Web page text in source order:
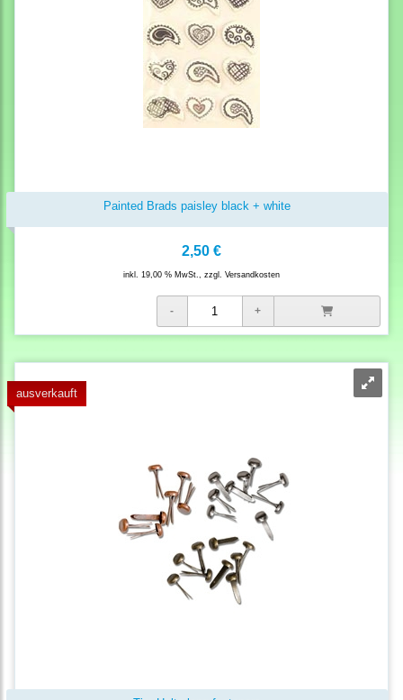
Painted Brads paisley black + white
2,50 €
inkl. 19,00 % MwSt., zzgl. Versandkosten
ausverkauft